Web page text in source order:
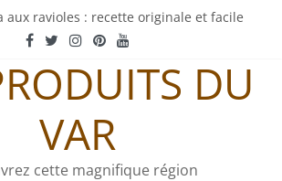
aux ravioles : recette originale et facile
: origine et recette traditionnelle
jurassienne : recette traditionnelle
sauce tomate : recette expressDU
VAR
cette magnifique région